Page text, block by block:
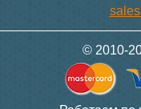
© 2010-